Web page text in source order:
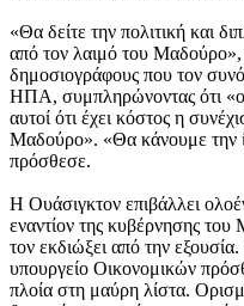
«Θα δείτε την πολιτική και
από τον λαιμό του
δημοσιογράφους που τον
ΗΠΑ, συμπληρώνοντας ότι
αυτοί ότι έχει κόστος η
Μαδούρο». «Θα κάνουμε την
πρόσθεσε.
Η Ουάσιγκτον επιβάλλει
εναντίον της κυβέρνησης
τον εκδιώξει από την
υπουργείο Οικονομικών
πλοία στη μαύρη λίστα.